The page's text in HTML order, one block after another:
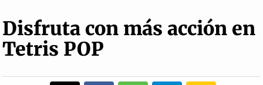
Disfruta con más acción en
Tetris POP